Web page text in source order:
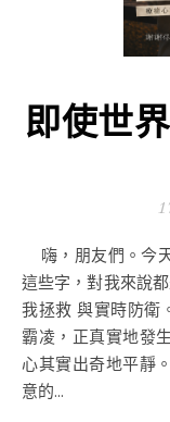
即使世
嗨，朋友們。今天想跟你們聊聊心裡話。 其實，每次敲下
這些字，對我來說
我拯救 與實時防衛
霸凌，正真實地發
心其實出奇地平靜
意的...